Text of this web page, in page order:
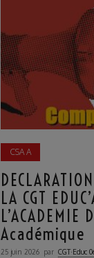
CSA A
LA CGT
L’ACADEMIE
Académique
25 juin 2026 par CGT·Educ